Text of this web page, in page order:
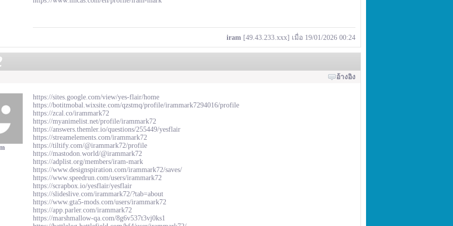
iram [49.43.233.xxx] เมื่อ 19/01/2026 00:24
อ้างอิง
https://sites.google.com/view/yes-flair/home
https://botitmobal.wixsite.com/qzstmq/profile/irammark7294016/profile
https://zcal.co/irammark72
https://myanimelist.net/profile/irammark72
https://answers.themler.io/questions/255449/yesflair
https://streamelements.com/irammark72
https://tiltify.com/@irammark72/profile
https://mastodon.world/@irammark72
https://adplist.org/members/iram-mark
https://www.designspiration.com/irammark72/saves/
https://www.speedrun.com/users/irammark72
https://scrapbox.io/yesflair/yesflair
https://slideslive.com/irammark72/?tab=about
https://www.gta5-mods.com/users/irammark72
https://app.parler.com/irammark72
https://marshmallow-qa.com/8g6v537t3vj0ks1